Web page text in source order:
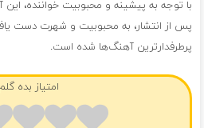
با توجه به پیشینه و محبوبیت خواننده،
پس از انتشار، به محبوبیت و شهرت دست
پرطرفدارترین آهنگ‌ها شده است.
امتیاز بده گلم